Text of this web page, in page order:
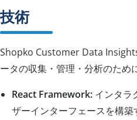
技術
Shopko Customer Data
ータの収集・管理・分析のため
React Framework: インタラ
ザーインターフェースを構築